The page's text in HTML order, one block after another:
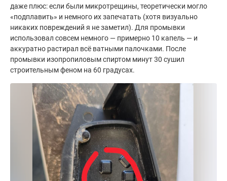
даже плюс: если были микротрещины, теоретически могло
«подплавить» и немного их запечатать (хотя визуально
никаких повреждений я не заметил). Для промывки
использовал совсем немного — примерно 10 капель — и
аккуратно растирал всё ватными палочками. После
промывки изопропиловым спиртом минут 30 сушил
строительным феном на 60 градусах.